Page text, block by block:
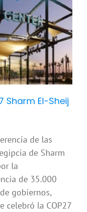
Sharm El-Sheij
de las
de Sharm
la
de 35.000
gobiernos,
celebró la COP27